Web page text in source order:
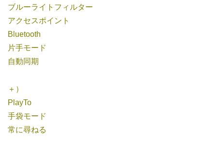
ブルーライトフィルター
アクセスポイント
Bluetooth
片手モード
自動同期
＋）
PlayTo
手袋モード
常に尋ねる